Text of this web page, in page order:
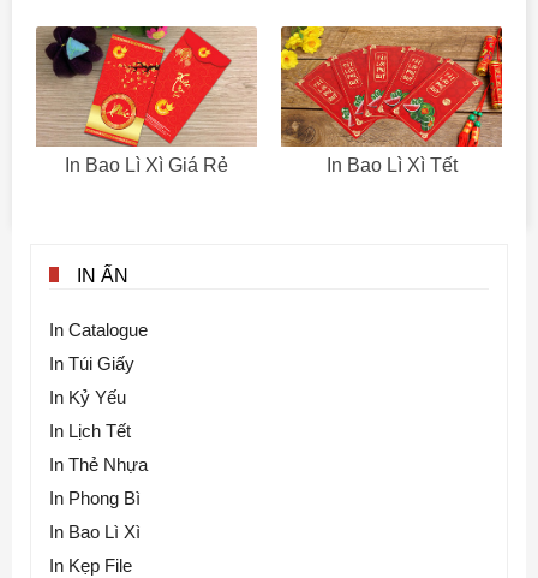
In Bao Lì Xì Giá Rẻ In Bao Lì Xì Tết
IN ẤN
In Catalogue
In Túi Giấy
In Kỷ Yếu
In Lịch Tết
In Thẻ Nhựa
In Phong Bì
In Bao Lì Xì
In Kẹp File